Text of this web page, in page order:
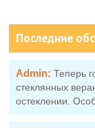
Последние
Admin: Теперь
стеклянных
остеклении.